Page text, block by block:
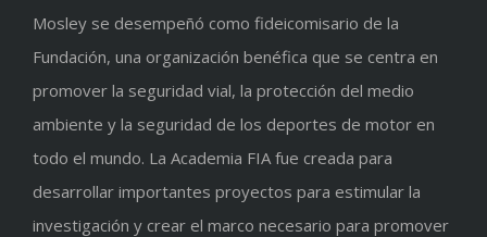
Mosley se desempeñó como fideicomisario de la
Fundación, una organización benéfica que se centra en
promover la seguridad vial, la protección del medio
ambiente y la seguridad de los deportes de motor en
todo el mundo. La Academia FIA fue creada para
desarrollar importantes proyectos para estimular la
investigación y crear el marco necesario para promover